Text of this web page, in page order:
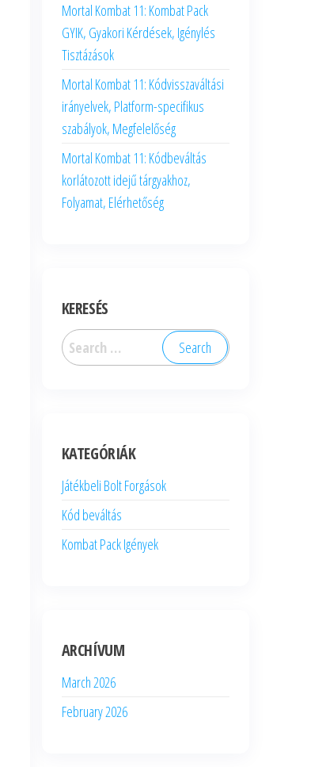
Mortal Kombat 11: Kombat Pack
GYIK, Gyakori Kérdések, Igénylés
Tisztázások
Mortal Kombat 11: Kódvisszaváltási
irányelvek, Platform-specifikus
szabályok, Megfelelőség
Mortal Kombat 11: Kódbeváltás
korlátozott idejű tárgyakhoz,
Folyamat, Elérhetőség
KERESÉS
Search
for:
KATEGÓRIÁK
Játékbeli Bolt Forgások
Kód beváltás
Kombat Pack Igények
ARCHÍVUM
March 2026
February 2026